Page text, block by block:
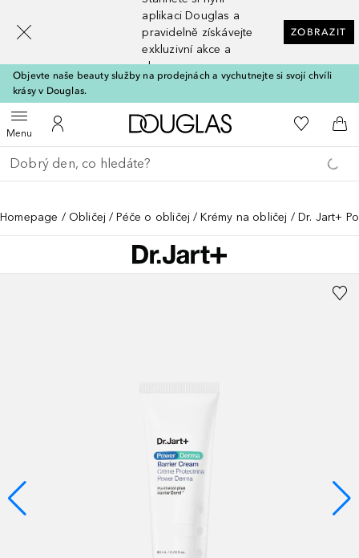
aplikaci Douglas a
pravidelně získávejte
exkluzivní akce a
slevy
ZOBRAZIT
Objevte naše beauty služby na prodejnách a vychutnejte si svojí chvíli
krásy v Douglas.
MenuOtevřít menuK mému účtu
Domů K mému
Do
Vraťte se
Proveďte vyhledávání
Homepage Obličej Péče o obličej Krémy na obličej Dr. Jart+
[navigation.slideout.screenreader]